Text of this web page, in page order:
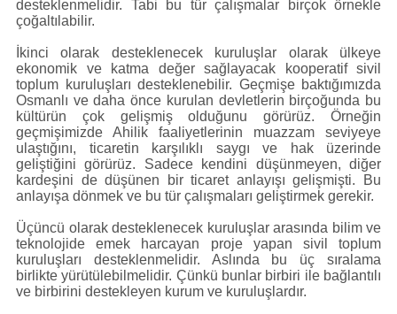
desteklenmelidir. Tabi bu tür çalışmalar birçok örnekle
çoğaltılabilir.
İkinci olarak desteklenecek kuruluşlar olarak ülkeye
ekonomik ve katma değer sağlayacak kooperatif sivil
toplum kuruluşları desteklenebilir. Geçmişe baktığımızda
Osmanlı ve daha önce kurulan devletlerin birçoğunda bu
kültürün çok gelişmiş olduğunu görürüz. Örneğin
geçmişimizde Ahilik faaliyetlerinin muazzam seviyeye
ulaştığını, ticaretin karşılıklı saygı ve hak üzerinde
geliştiğini görürüz. Sadece kendini düşünmeyen, diğer
kardeşini de düşünen bir ticaret anlayışı gelişmişti. Bu
anlayışa dönmek ve bu tür çalışmaları geliştirmek gerekir.
Üçüncü olarak desteklenecek kuruluşlar arasında bilim ve
teknolojide emek harcayan proje yapan sivil toplum
kuruluşları desteklenmelidir. Aslında bu üç sıralama
birlikte yürütülebilmelidir. Çünkü bunlar birbiri ile bağlantılı
ve birbirini destekleyen kurum ve kuruluşlardır.